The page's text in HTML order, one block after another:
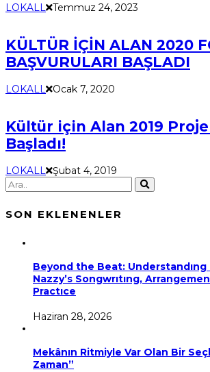
LOKALL Temmuz 24, 2023
KÜLTÜR İÇİN ALAN 2020
BAŞVURULARI BAŞLADI
LOKALL Ocak 7, 2020
Kültür için Alan 2019
Başladı!
LOKALL Şubat 4, 2019
SON EKLENENLER
Beyond the Beat: Understandıng
Nazzy’s Songwrıtıng,
Practıce
Haziran 28, 2026
Mekânın Ritmiyle Var Olan Bir
Zaman”